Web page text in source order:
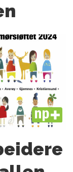
PLUS